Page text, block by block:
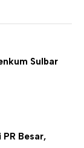
Sulbar
Besar,